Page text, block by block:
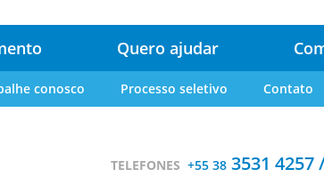
Quero ajudar
conosco Processo seletivo Contato
TELEFONES +55 38 3531 4257